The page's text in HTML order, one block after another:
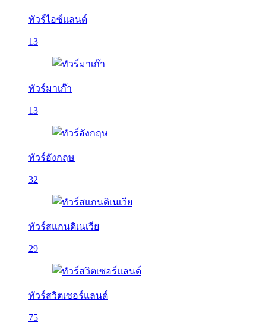
ทัวร์ไอซ์แลนด์
13
ทัวร์มาเก๊า
13
ทัวร์อังกฤษ
32
ทัวร์สแกนดิเนเวีย
29
ทัวร์สวิตเซอร์แลนด์
75